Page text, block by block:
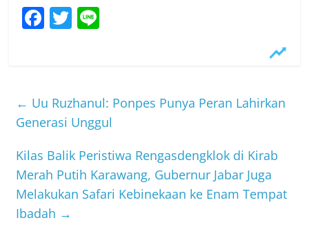
F
b
o
o
k
T
← Uu Ruzhanul: Ponpes Punya Peran Lahirkan
Generasi Unggul
Kilas Balik Peristiwa Rengasdengklok di Kirab
Merah Putih Karawang, Gubernur Jabar Juga
Melakukan Safari Kebinekaan ke Enam Tempat
Ibadah →